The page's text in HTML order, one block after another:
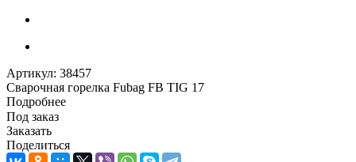
Артикул: 38457
Сварочная горелка Fubag FB TIG 17
Подробнее
Под заказ
Заказать
Поделиться